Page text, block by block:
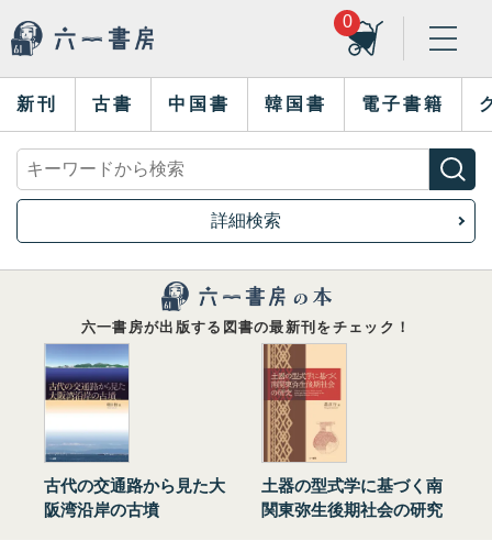
0
新刊 古書 中国書 韓国書 電子書籍
詳細検索
六一書房が出版する図書の最新刊をチェック！
古代の交通路から見た大
阪湾沿岸の古墳
土器の型式学に基づく南
関東弥生後期社会の研究